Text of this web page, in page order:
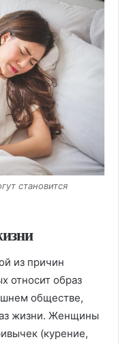
становится
из причин
относит образ
обществе,
жизни. Женщины
(курение,